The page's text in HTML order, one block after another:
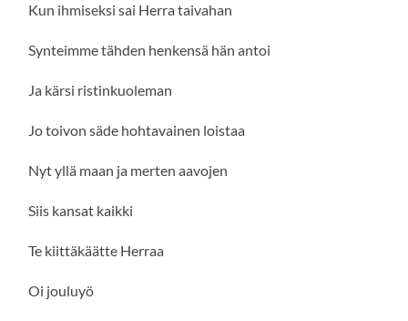
Kun ihmiseksi sai Herra taivahan
Synteimme tähden henkensä hän antoi
Ja kärsi ristinkuoleman
Jo toivon säde hohtavainen loistaa
Nyt yllä maan ja merten aavojen
Siis kansat kaikki
Te kiittäkäätte Herraa
Oi jouluyö